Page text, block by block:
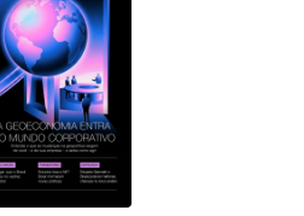
física avança sem
aparece no balanço, mas
de reação.
do
10 MINUTOS MIN DE LEITURA